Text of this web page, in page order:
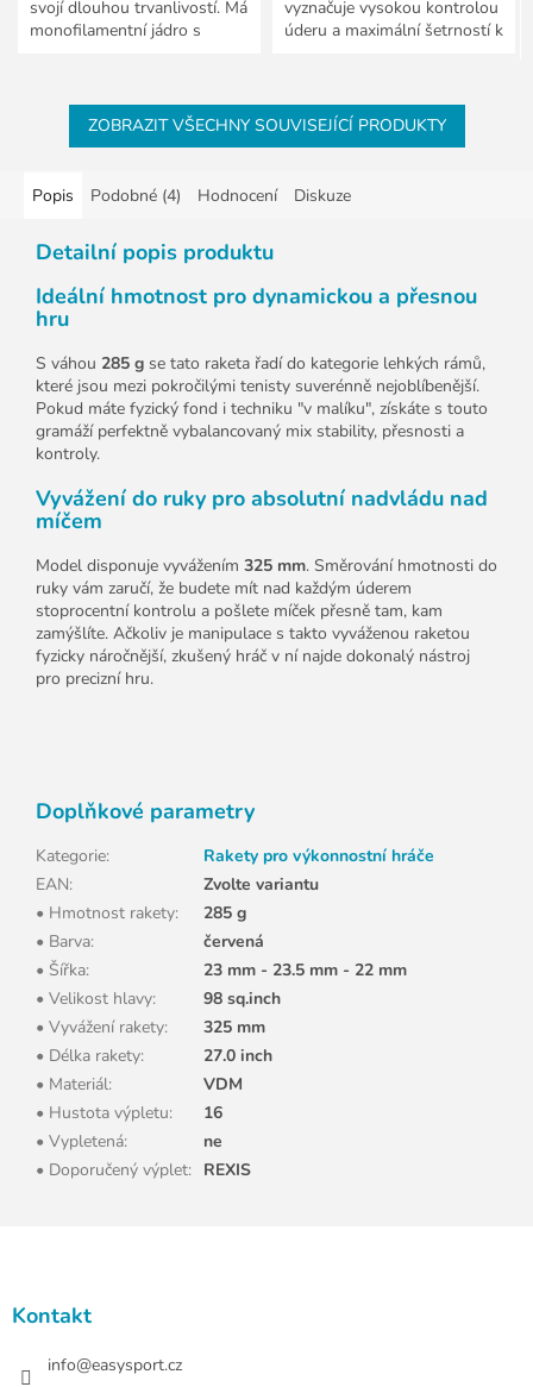
svojí dlouhou trvanlivostí. Má
monofilamentní jádro s
vyznačuje vysokou kontrolou
úderu a maximální šetrností k
ZOBRAZIT VŠECHNY SOUVISEJÍCÍ PRODUKTY
Popis Podobné (4) Hodnocení Diskuze
Detailní popis produktu
Ideální hmotnost pro dynamickou a přesnou
hru
S váhou 285 g se tato raketa řadí do kategorie lehkých rámů,
které jsou mezi pokročilými tenisty suverénně nejoblíbenější.
Pokud máte fyzický fond i techniku "v malíku", získáte s touto
gramáží perfektně vybalancovaný mix stability, přesnosti a
kontroly.
Vyvážení do ruky pro absolutní nadvládu nad
míčem
Model disponuje vyvážením 325 mm. Směrování hmotnosti do
ruky vám zaručí, že budete mít nad každým úderem
stoprocentní kontrolu a pošlete míček přesně tam, kam
zamýšlíte. Ačkoliv je manipulace s takto vyváženou raketou
fyzicky náročnější, zkušený hráč v ní najde dokonalý nástroj
pro precizní hru.
Doplňkové parametry
Kategorie:
Rakety pro výkonnostní hráče
EAN:
Zvolte variantu
• Hmotnost rakety:
285 g
• Barva:
červená
• Šířka:
23 mm - 23.5 mm - 22 mm
• Velikost hlavy:
98 sq.inch
• Vyvážení rakety:
325 mm
• Délka rakety:
27.0 inch
• Materiál:
VDM
• Hustota výpletu:
16
• Vypletená:
ne
• Doporučený výplet: REXIS
Kontakt
info@easysport.cz